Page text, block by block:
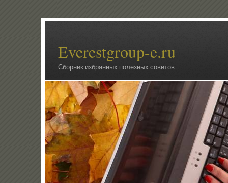
Everestgroup-e.ru
Сборник избранных полезных советов